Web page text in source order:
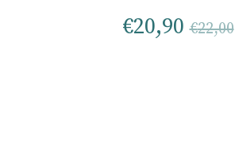
€20,90 €22,00